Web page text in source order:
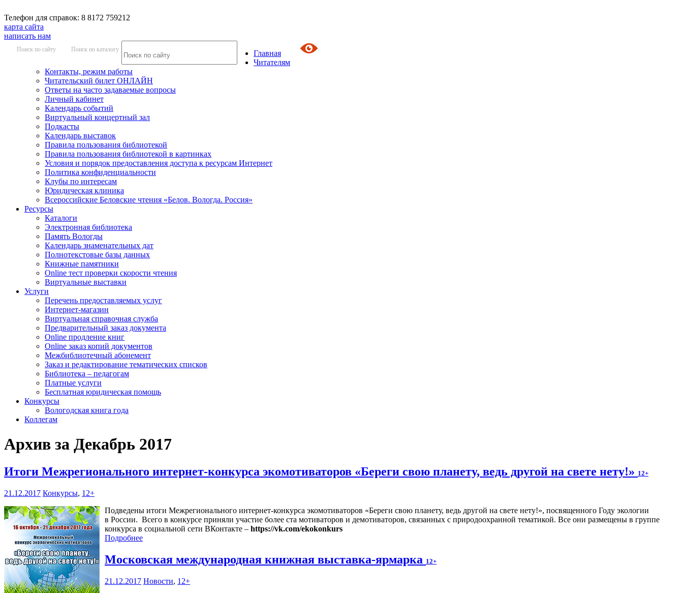
Телефон для справок: 8 8172 759212
карта сайта
написать нам
Поиск по сайту Поиск по каталогу
Главная
Читателям
Контакты, режим работы
Читательский билет ОНЛАЙН
Ответы на часто задаваемые вопросы
Личный кабинет
Календарь событий
Виртуальный концертный зал
Подкасты
Календарь выставок
Правила пользования библиотекой
Правила пользования библиотекой в картинках
Условия и порядок предоставления доступа к ресурсам Интернет
Политика конфиденциальности
Клубы по интересам
Юридическая клиника
Всероссийские Беловские чтения «Белов. Вологда. Россия»
Ресурсы
Каталоги
Электронная библиотека
Память Вологды
Календарь знаменательных дат
Полнотекстовые базы данных
Книжные памятники
Online тест проверки скорости чтения
Виртуальные выставки
Услуги
Перечень предоставляемых услуг
Интернет-магазин
Виртуальная справочная служба
Предварительный заказ документа
Online продление книг
Online заказ копий документов
Межбиблиотечный абонемент
Заказ и редактирование тематических списков
Библиотека – педагогам
Платные услуги
Бесплатная юридическая помощь
Конкурсы
Вологодская книга года
Коллегам
Архив за Декабрь 2017
Итоги Межрегионального интернет-конкурса экомотиваторов «Береги свою планету, ведь другой на свете нету!» 12+
21.12.2017 Конкурсы, 12+
Подведены итоги Межрегионального интернет-конкурса экомотиваторов «Береги свою планету, ведь другой на свете нету!», посвященного Году экологии
в России. Всего в конкурсе приняли участие более ста мотиваторов и демотиваторов, связанных с природоохранной тематикой. Все они размещены в группе
конкурса в социальной сети ВКонтакте – https://vk.com/ekokonkurs
Подробнее
Московская международная книжная выставка-ярмарка 12+
21.12.2017 Новости, 12+